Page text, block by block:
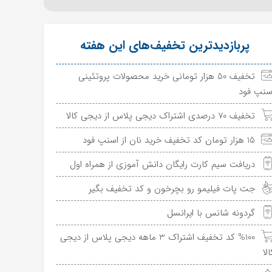
پربازدیدترین تخفیف‌های این هفته
تخفیف 50 هزار تومانی خرید محصولات پروتئینی
فود
تخفیف 70 درصدی اشتراک دیجی پلاس از دیجی کالا
15 هزار تومان کد تخفیف خرید نان از اسنپ فود
دریافت سیم کارت رایگان دانش آموزی از همراه اول
جت پات فیلیمو رو بچرخون و کد تخفیف بگیر
گردونه شانس با ایرانسل
%100 کد تخفیف اشتراک 3 ماهه دیجی پلاس از دیجی